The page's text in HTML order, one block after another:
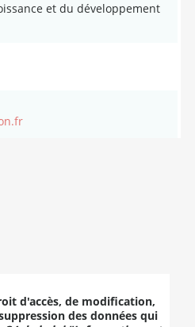
et du développement
d'accès, de modification,
des données qui